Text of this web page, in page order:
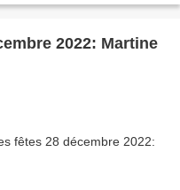
2022: Martine